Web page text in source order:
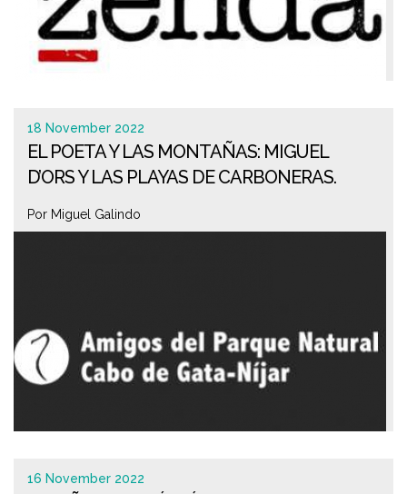
18 November 2022
EL POETA Y LAS MONTAÑAS: MIGUEL
D’ORS Y LAS PLAYAS DE CARBONERAS.
Por Miguel Galindo
16 November 2022